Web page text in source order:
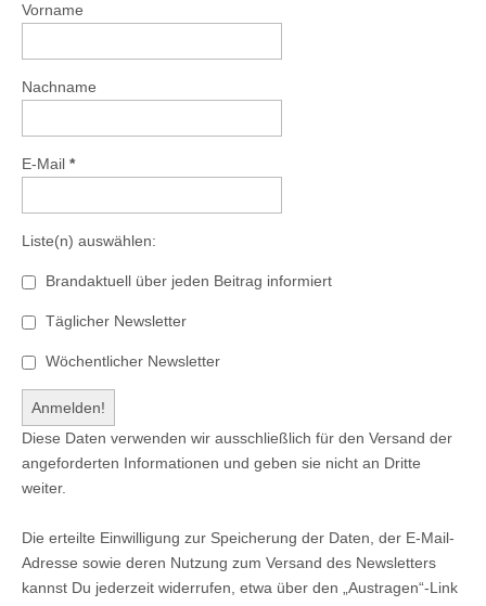
Vorname
Nachname
E-Mail *
Liste(n) auswählen:
Brandaktuell über jeden Beitrag informiert
Täglicher Newsletter
Wöchentlicher Newsletter
Diese Daten verwenden wir ausschließlich für den Versand der
angeforderten Informationen und geben sie nicht an Dritte
weiter.
Die erteilte Einwilligung zur Speicherung der Daten, der E-Mail-
Adresse sowie deren Nutzung zum Versand des Newsletters
kannst Du jederzeit widerrufen, etwa über den „Austragen“-Link